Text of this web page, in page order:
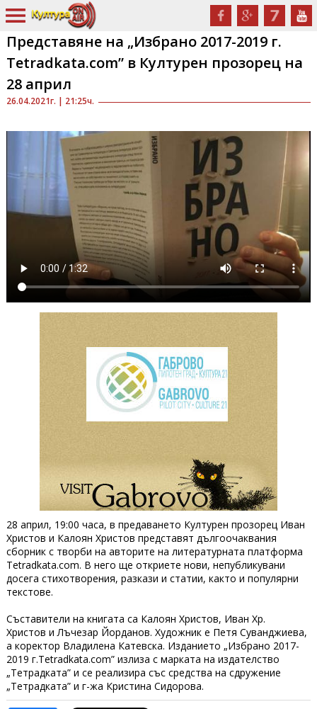
26.04.2021г. | 21:25ч.
Представяне на „Избрано 2017-2019 г.
Tetradkata.com” в Културен прозорец на
28 април
28 април, 19:00 часа, в предаването Културен прозорец Иван
Христов и Калоян Христов представят дългоочаквания
сборник с творби на авторите на литературната платформа
Tetradkata.com. В него ще откриете нови, непубликувани
досега стихотворения, разкази и статии, както и популярни
текстове.
Съставители на книгата са Калоян Христов, Иван Хр.
Христов и Лъчезар Йорданов. Художник е Петя Суванджиева,
а коректор Владилена Катевска. Изданието „Избрано 2017-
2019 г.Tetradkata.com” излиза с марката на издателство
„Тетрадката” и се реализира със средства на сдружение
„Тетрадката” и г-жа Кристина Сидорова.